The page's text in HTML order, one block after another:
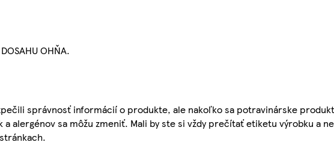
OHŇA.
správnosť informácií o produkte, ale nakoľko sa potravinárske
a alergénov sa môžu zmeniť. Mali by ste si vždy prečítať etiketu výrobku a